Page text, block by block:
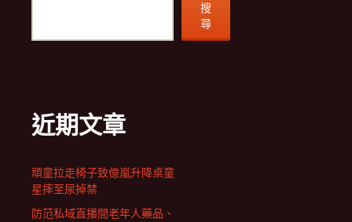
搜
尋
近期文章
頑童拉走椅子致億嵐升降桌童
星摔至尿掉禁
防范私域直播間老年人藥品、